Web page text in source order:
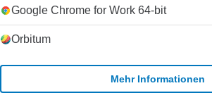
Google Chrome for Work 64-bit
Orbitum
Mehr Informationen